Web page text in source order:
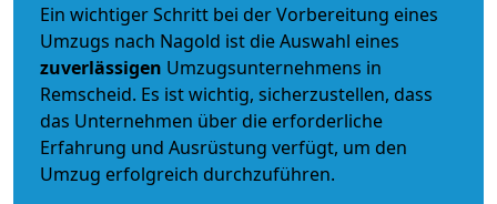
Ein wichtiger Schritt bei der Vorbereitung eines
Umzugs nach Nagold ist die Auswahl eines
zuverlässigen Umzugsunternehmens in
Remscheid. Es ist wichtig, sicherzustellen, dass
das Unternehmen über die erforderliche
Erfahrung und Ausrüstung verfügt, um den
Umzug erfolgreich durchzuführen.